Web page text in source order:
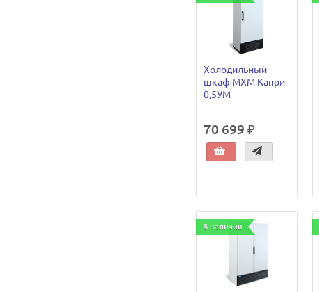
Холодильный
шкаф МХМ Капри
0,5УМ
70 699 ₽
В наличии